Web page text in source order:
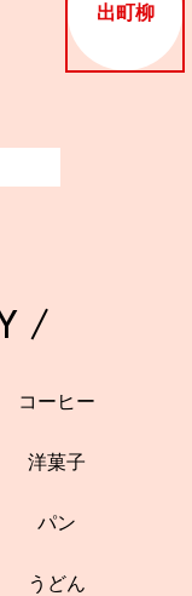
出町柳
/
コーヒー
洋菓子
パン
うどん